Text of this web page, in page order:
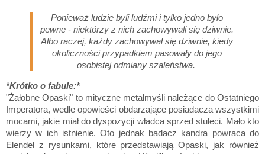
Ponieważ ludzie byli ludźmi i tylko jedno było
pewne - niektórzy z nich zachowywali się dziwnie.
Albo raczej, każdy zachowywał się dziwnie, kiedy
okoliczności przypadkiem pasowały do jego
osobistej odmiany szaleństwa.
*Krótko o fabule:*
"Żałobne Opaski" to mityczne metalmyśli należące do Ostatniego
Imperatora, wedle opowieści obdarzające posiadacza wszystkimi
mocami, jakie miał do dyspozycji władca sprzed stuleci. Mało kto
wierzy w ich istnienie. Oto jednak badacz kandra powraca do
Elendel z rysunkami, które przedstawiają Opaski, jak również